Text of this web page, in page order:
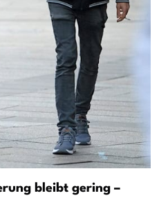
bleibt gering –